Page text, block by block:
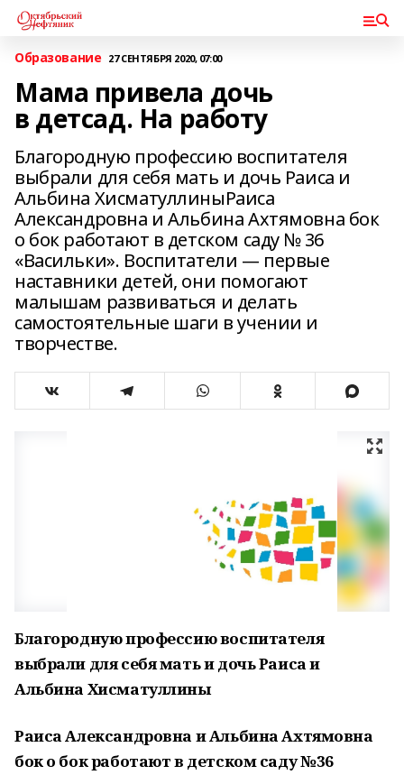
Образование 27 СЕНТЯБРЯ 2020, 07:00
Мама привела дочь
в детсад. На работу
Благородную профессию воспитателя
выбрали для себя мать и дочь Раиса и
Альбина ХисматуллиныРаиса
Александровна и Альбина Ахтямовна бок
о бок работают в детском саду № 36
«Васильки». Воспитатели — первые
наставники детей, они помогают
малышам развиваться и делать
самостоятельные шаги в учении и
творчестве.
Благородную профессию воспитателя
выбрали для себя мать и дочь Раиса и
Альбина Хисматуллины
Раиса Александровна и Альбина Ахтямовна
бок о бок работают в детском саду № 36